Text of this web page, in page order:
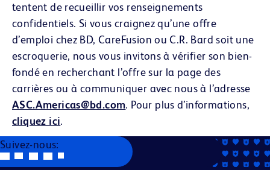
tentent de recueillir vos renseignements
confidentiels. Si vous craignez qu’une offre
d’emploi chez BD, CareFusion ou C.R. Bard soit une
escroquerie, nous vous invitons à vérifier son bien-
fondé en recherchant l’offre sur la page des
carrières ou à communiquer avec nous à l’adresse
ASC.Americas@bd.com. Pour plus d’informations,
cliquez ici.
Suivez-nous: